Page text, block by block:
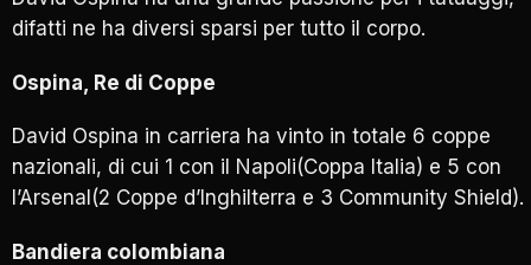
difatti ne ha diversi sparsi per tutto il corpo.
Ospina, Re di Coppe
David Ospina in carriera ha vinto in totale 6 coppe
nazionali, di cui 1 con il Napoli(Coppa Italia) e 5 con
l’Arsenal(2 Coppe d’Inghilterra e 3 Community Shield).
Bandiera colombiana